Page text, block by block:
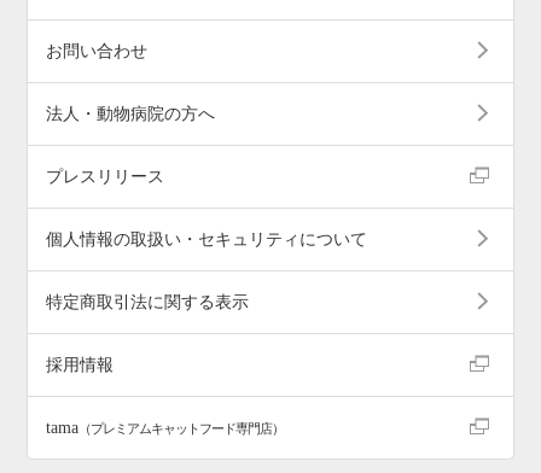
お問い合わせ
法人・動物病院の方へ
プレスリリース
個人情報の取扱い・セキュリティについて
特定商取引法に関する表示
採用情報
tama （プレミアムキャットフード専門店）